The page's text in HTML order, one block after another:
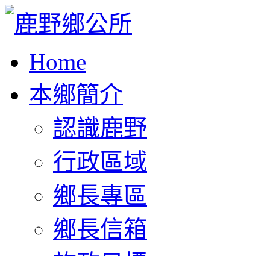
Home
本鄉簡介
認識鹿野
行政區域
鄉長專區
鄉長信箱